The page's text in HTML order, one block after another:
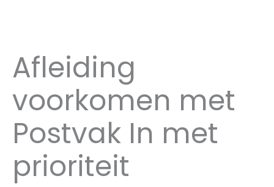
Afleiding
voorkomen met
Postvak In met
prioriteit